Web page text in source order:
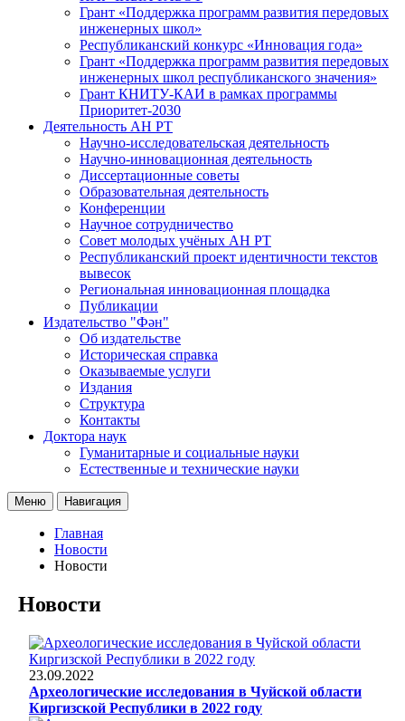
Грант «Поддержка программ развития передовых
инженерных школ»
Республиканский конкурс «Инновация года»
Грант «Поддержка программ развития передовых
инженерных школ республиканского значения»
Грант КНИТУ-КАИ в рамках программы
Приоритет-2030
Деятельность АН РТ
Научно-исследовательская деятельность
Научно-инновационная деятельность
Диссертационные советы
Образовательная деятельность
Конференции
Научное сотрудничество
Совет молодых учёных АН РТ
Республиканский проект идентичности текстов
вывесок
Региональная инновационная площадка
Публикации
Издательство "Фән"
Об издательстве
Историческая справка
Оказываемые услуги
Издания
Структура
Контакты
Доктора наук
Гуманитарные и социальные науки
Естественные и технические науки
Меню Навигация
Главная
Новости
Новости
Новости
23.09.2022
Археологические исследования в Чуйской области
Киргизской Республики в 2022 году